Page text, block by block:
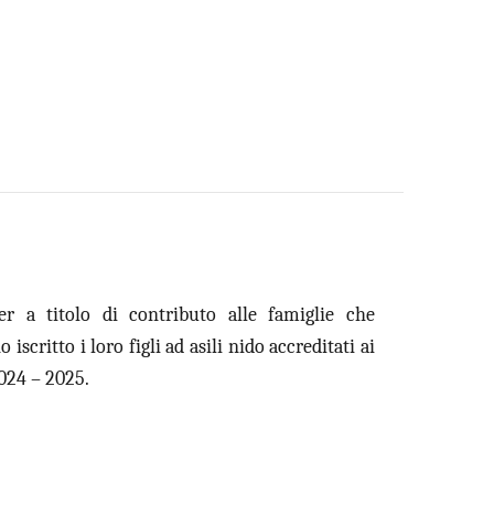
a titolo di contributo alle famiglie che
iscritto i loro figli ad asili nido accreditati ai
– 2025.